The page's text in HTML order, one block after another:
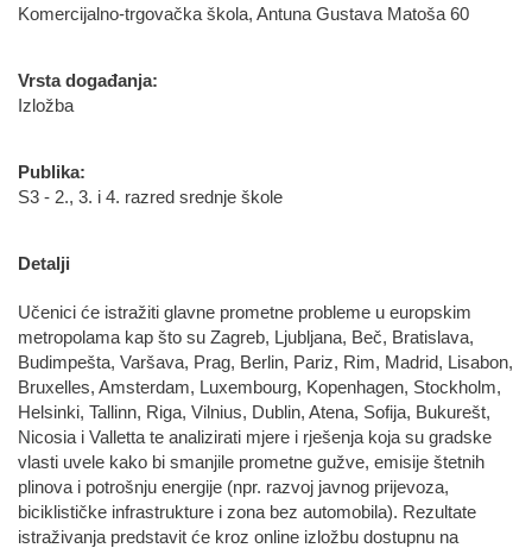
Komercijalno-trgovačka škola, Antuna Gustava Matoša 60
Vrsta događanja:
Izložba
Publika:
S3 - 2., 3. i 4. razred srednje škole
Detalji
Učenici će istražiti glavne prometne probleme u europskim
metropolama kap što su Zagreb, Ljubljana, Beč, Bratislava,
Budimpešta, Varšava, Prag, Berlin, Pariz, Rim, Madrid, Lisabon,
Bruxelles, Amsterdam, Luxembourg, Kopenhagen, Stockholm,
Helsinki, Tallinn, Riga, Vilnius, Dublin, Atena, Sofija, Bukurešt,
Nicosia i Valletta te analizirati mjere i rješenja koja su gradske
vlasti uvele kako bi smanjile prometne gužve, emisije štetnih
plinova i potrošnju energije (npr. razvoj javnog prijevoza,
biciklističke infrastrukture i zona bez automobila). Rezultate
istraživanja predstavit će kroz online izložbu dostupnu na